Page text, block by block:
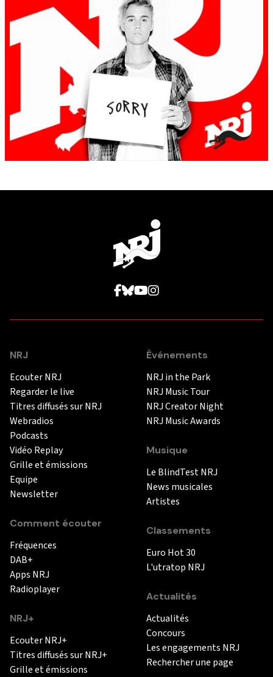
NRJ
Ecouter NRJ
Regarder le live
Titres diffusés sur NRJ
Webradios
Podcasts
Vidéo Replay
Grille et émissions
Equipe
Newsletter
Comment écouter
Fréquences
DAB+
Apps NRJ
Radioplayer
NRJ+
Ecouter NRJ+
Titres diffusés sur NRJ+
Grille et émissions
Événements
NRJ in the Park
NRJ Music Tour
NRJ Creator Night
NRJ Music Awards
Musique
Le BlindTest NRJ
News musicales
Artistes
Classements
Euro Hot 30
L'utratop NRJ
Actualités
Actualités
Concours
Les engagements NRJ
Rechercher une page